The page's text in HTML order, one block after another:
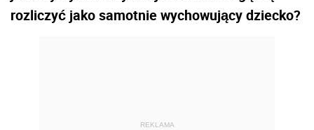
rozliczyć jako samotnie wychowujący dziecko?
REKLAMA